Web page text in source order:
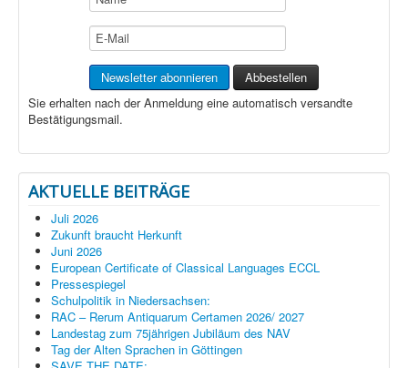
Sie erhalten nach der Anmeldung eine automatisch versandte
Bestätigungsmail.
AKTUELLE BEITRÄGE
Juli 2026
Zukunft braucht Herkunft
Juni 2026
European Certificate of Classical Languages ECCL
Pressespiegel
Schulpolitik in Niedersachsen:
RAC – Rerum Antiquarum Certamen 2026/ 2027
Landestag zum 75jährigen Jubiläum des NAV
Tag der Alten Sprachen in Göttingen